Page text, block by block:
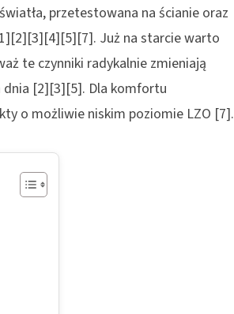
przetestowana na ścianie oraz
Już na starcie warto
te czynniki radykalnie zmieniają
dnia [2][3][5]. Dla komfortu
o możliwie niskim poziomie LZO [7].